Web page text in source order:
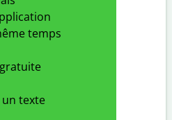
temps
texte